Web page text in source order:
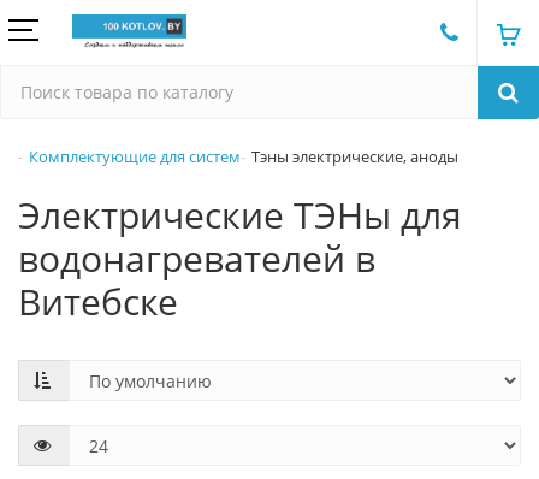
Комплектующие для систем Тэны электрические, аноды
Электрические ТЭНы для
водонагревателей в
Витебске